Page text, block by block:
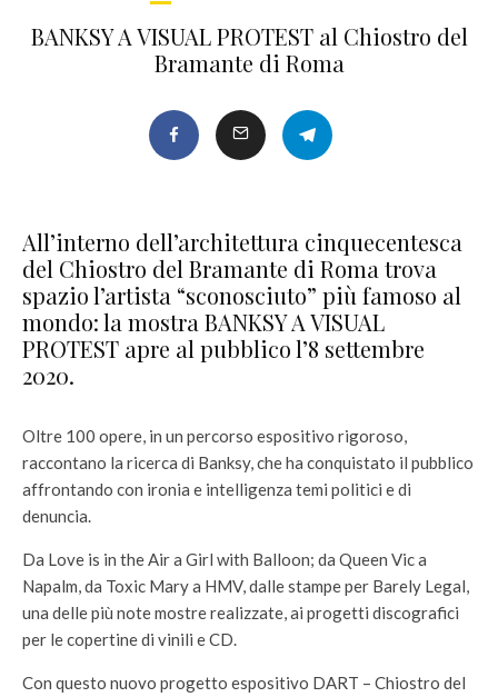
BANKSY A VISUAL PROTEST al Chiostro del
Bramante di Roma
All’interno dell’architettura cinquecentesca
del Chiostro del Bramante di Roma trova
spazio l’artista “sconosciuto” più famoso al
mondo: la mostra BANKSY A VISUAL
PROTEST apre al pubblico l’8 settembre
2020.
Oltre 100 opere, in un percorso espositivo rigoroso,
raccontano la ricerca di Banksy, che ha conquistato il pubblico
affrontando con ironia e intelligenza temi politici e di
denuncia.
Da Love is in the Air a Girl with Balloon; da Queen Vic a
Napalm, da Toxic Mary a HMV, dalle stampe per Barely Legal,
una delle più note mostre realizzate, ai progetti discografici
per le copertine di vinili e CD.
Con questo nuovo progetto espositivo DART – Chiostro del